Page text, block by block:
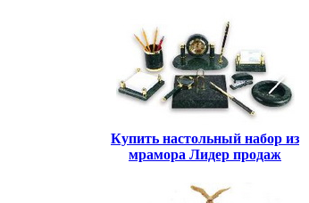
Купить настольный набор из
мрамора Лидер продаж